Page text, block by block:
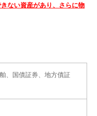
ない資産があり、さらに物
、国債証券、地方債証